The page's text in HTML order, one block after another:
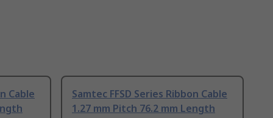
Cable
Samtec FFSD Series Ribbon Cable
1.27 mm Pitch 76.2 mm Length